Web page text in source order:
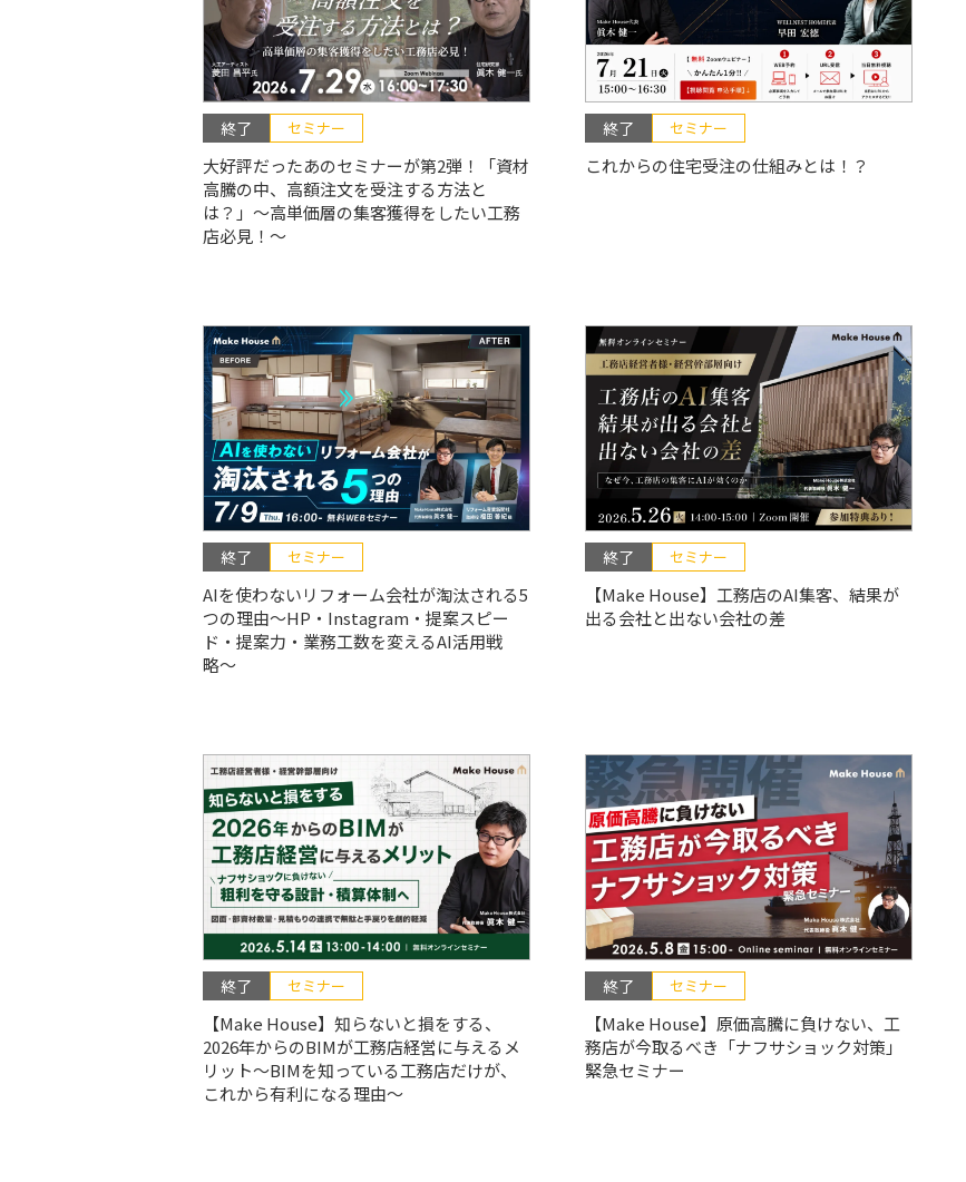
終了 セミナー
大好評だったあのセミナーが第2弾！「資材
高騰の中、高額注文を受注する方法と
は？」〜高単価層の集客獲得をしたい工務
店必見！〜
終了 セミナー
これからの住宅受注の仕組みとは！？
終了 セミナー
AIを使わないリフォーム会社が淘汰される5
つの理由〜HP・Instagram・提案スピー
ド・提案力・業務工数を変えるAI活用戦
略〜
終了 セミナー
【Make House】工務店のAI集客、結果が
出る会社と出ない会社の差
終了 セミナー
【Make House】知らないと損をする、
2026年からのBIMが工務店経営に与えるメ
リット〜BIMを知っている工務店だけが、
これから有利になる理由〜
終了 セミナー
【Make House】原価高騰に負けない、工
務店が今取るべき「ナフサショック対策」
緊急セミナー